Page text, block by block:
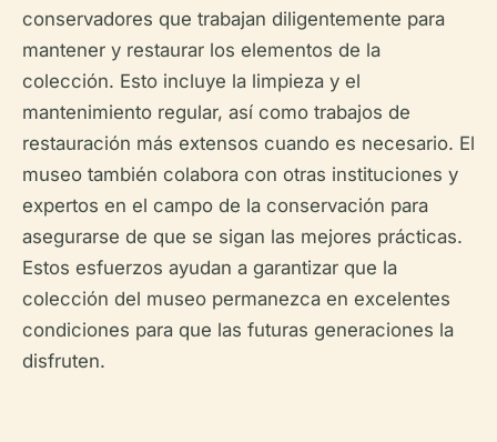
conservadores que trabajan diligentemente para
mantener y restaurar los elementos de la
colección. Esto incluye la limpieza y el
mantenimiento regular, así como trabajos de
restauración más extensos cuando es necesario. El
museo también colabora con otras instituciones y
expertos en el campo de la conservación para
asegurarse de que se sigan las mejores prácticas.
Estos esfuerzos ayudan a garantizar que la
colección del museo permanezca en excelentes
condiciones para que las futuras generaciones la
disfruten.